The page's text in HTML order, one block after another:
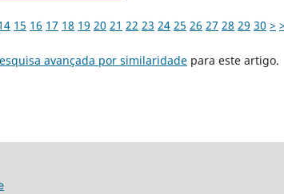
15 16 17 18 19 20 21 22 23 24 25 26 27 28 29 30 >
avançada por similaridade para este artigo.